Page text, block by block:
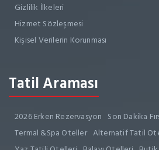
Gizlilik İlkeleri
Hizmet Sözleşmesi
Kişisel Verilerin Korunması
Tatil Araması
2026 Erken Rezervasyon Son Dakika
Termal &Spa Oteller Alternatif Tatil